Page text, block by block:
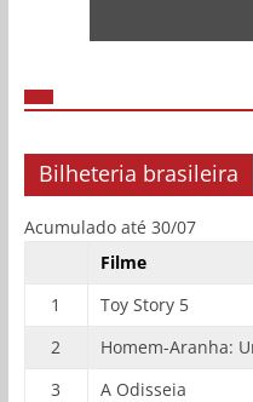
Bilheteria brasileira
Acumulado até 30/07
Filme
1
Toy Story 5
2
Homem-Aranha:
3
A Odisseia